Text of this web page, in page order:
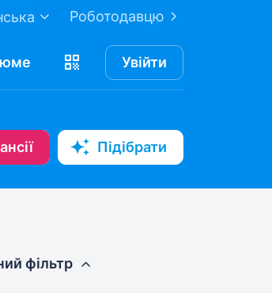
Роботодавцю
Увійти
Підібрати
фільтр